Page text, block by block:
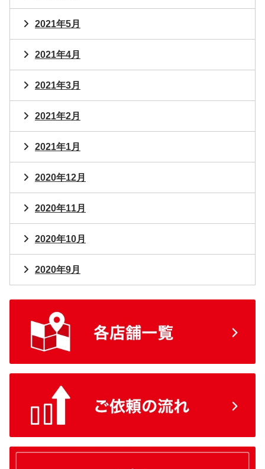
2021年5月
2021年4月
2021年3月
2021年2月
2021年1月
2020年12月
2020年11月
2020年10月
2020年9月